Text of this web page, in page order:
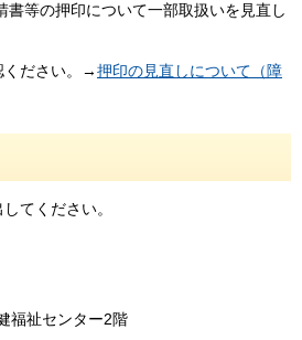
書等の押印について一部取扱いを見直し
ください。→押印の見直しについて（障
てください。
福祉センター2階